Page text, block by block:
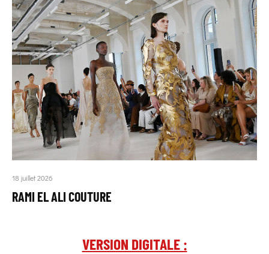
18 juillet 2026
RAMI EL ALI COUTURE
VERSION DIGITALE :